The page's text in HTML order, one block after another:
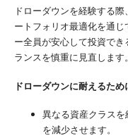
ドローダウンを経験する
ートフォリオ最適化を通
ー全員が安心して投資で
ランスを慎重に見直します。
ドローダウンに耐えるため
異なる資産クラス
を減少させます。